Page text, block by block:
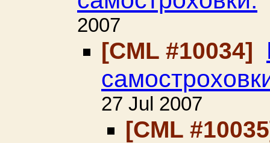
2007
[CML #10034]
27 Jul 2007
[CML